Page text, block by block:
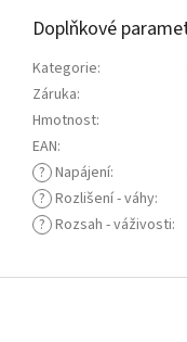
Doplňkové
Kategorie:
Záruka:
Hmotnost:
EAN:
? Napájení:
? Rozlišení - váhy:
? Rozsah - váživosti:
Z